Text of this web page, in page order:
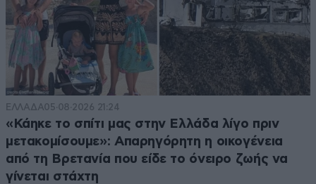
ΕΛΛΑΔΑ05·08·2026 21:24
«Κάηκε το σπίτι μας στην Ελλάδα λίγο πριν
μετακομίσουμε»: Απαρηγόρητη η οικογένεια
από τη Βρετανία που είδε το όνειρο ζωής να
γίνεται στάχτη